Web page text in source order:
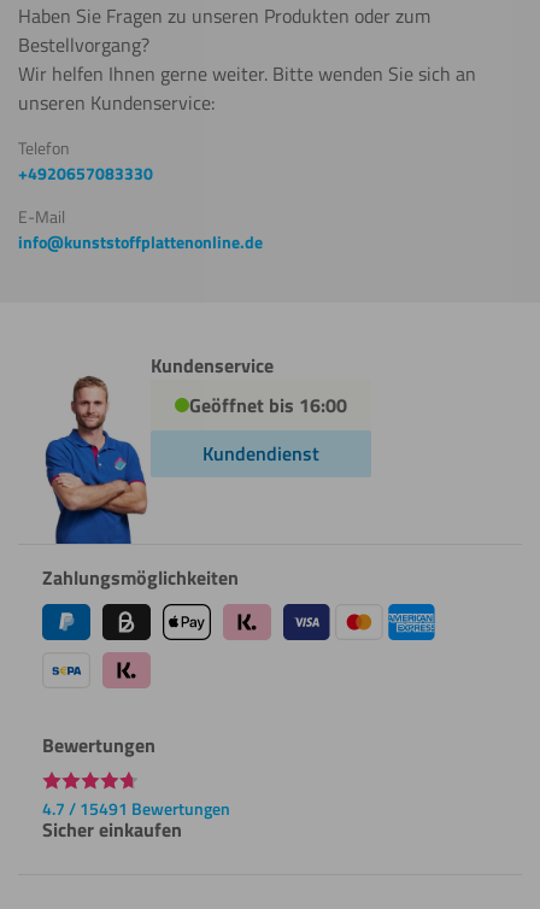
Haben Sie Fragen zu unseren Produkten oder zum
Bestellvorgang?
Wir helfen Ihnen gerne weiter. Bitte wenden Sie sich an
unseren Kundenservice:
Telefon
+4920657083330
E-Mail
info@kunststoffplattenonline.de
Kundenservice
Geöffnet bis 16:00
Kundendienst
Zahlungsmöglichkeiten
Bewertungen
4.7 / 15491 Bewertungen
Sicher einkaufen